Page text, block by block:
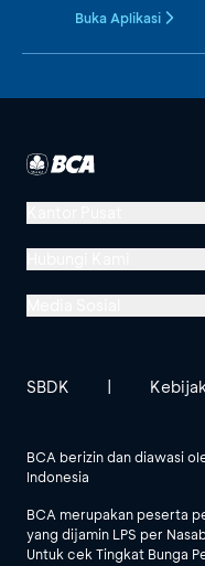
Buka Aplikasi
Menara BCA, Grand
Jl. MH Thamrin No. 1
Lihat Semua Media
BCA berizin dan diawasi
Indonesia
BCA merupakan peserta
yang dijamin LPS per
Untuk cek Tingkat Bunga
SBDK |